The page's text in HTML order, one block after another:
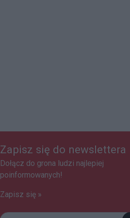
Zapisz się do newslettera
Dołącz do grona ludzi najlepiej
poinformowanych!
Zapisz się »